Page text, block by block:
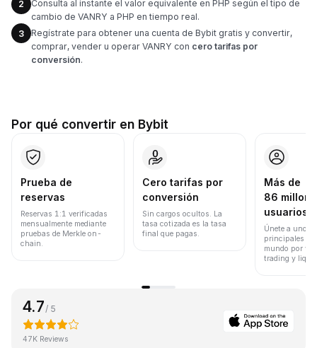
2
Consulta al instante el valor equivalente en PHP según el tipo de
cambio de VANRY a PHP en tiempo real.
3
Regístrate para obtener una cuenta de Bybit gratis y convertir,
comprar, vender u operar VANRY con cero tarifas por
conversión.
Por qué convertir en Bybit
Prueba de
reservas
Reservas 1:1 verificadas
mensualmente mediante
pruebas de Merkle on-
chain.
Cero tarifas por
conversión
Sin cargos ocultos. La
tasa cotizada es la tasa
final que pagas.
Más de
86
usuarios
Únete a uno
principales
mundo por
trading y
4.7 / 5
47K Reviews